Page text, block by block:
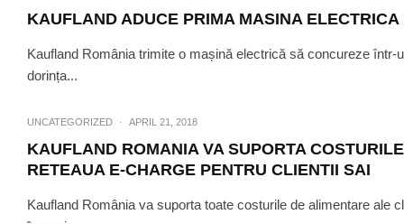
KAUFLAND ADUCE PRIMA MASINA
Kaufland România trimite o mașină electrică să concureze
dorința...
UNCATEGORIZED · APRIL 21, 2018
KAUFLAND ROMANIA VA SUPORTA
RETEAUA E-CHARGE PENTRU CLIENTII SAI
Kaufland România va suporta toate costurile de alimentare ale